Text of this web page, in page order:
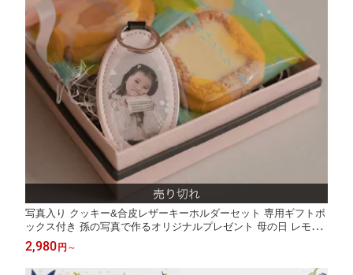
写真入り クッキー&合皮レザーキーホルダーセット 専用ギフトボ
ックス付き 孫の写真で作るオリジナルプレゼント 母の日 レモン
クッキー
2,980 円 ～